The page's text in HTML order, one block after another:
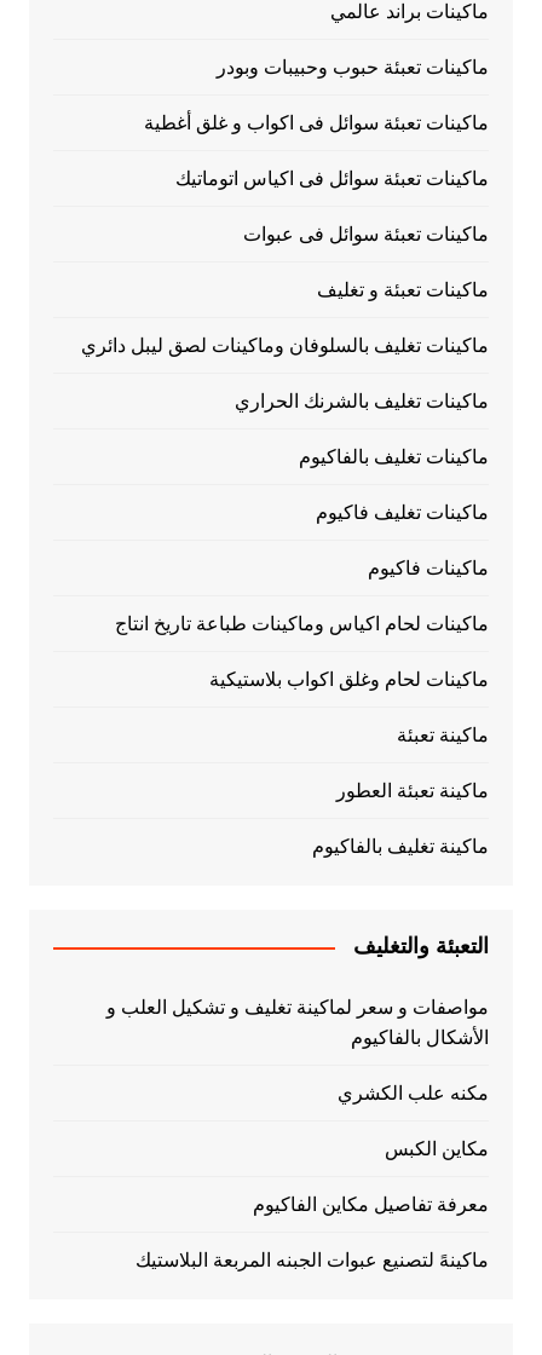
ماكينات براند عالمي
ماكينات تعبئة حبوب وحبيبات وبودر
ماكينات تعبئة سوائل فى اكواب و غلق أغطية
ماكينات تعبئة سوائل فى اكياس اتوماتيك
ماكينات تعبئة سوائل فى عبوات
ماكينات تعبئة و تغليف
ماكينات تغليف بالسلوفان وماكينات لصق ليبل دائري
ماكينات تغليف بالشرنك الحراري
ماكينات تغليف بالفاكيوم
ماكينات تغليف فاكيوم
ماكينات فاكيوم
ماكينات لحام اكياس وماكينات طباعة تاريخ انتاج
ماكينات لحام وغلق اكواب بلاستيكية
ماكينة تعبئة
ماكينة تعبئة العطور
ماكينة تغليف بالفاكيوم
التعبئة والتغليف
مواصفات و سعر لماكينة تغليف و تشكيل العلب و
الأشكال بالفاكيوم
مكنه علب الكشري
مكاين الكبس
معرفة تفاصيل مكاين الفاكيوم
ماكينهً لتصنيع عبوات الجبنه المربعة البلاستيك